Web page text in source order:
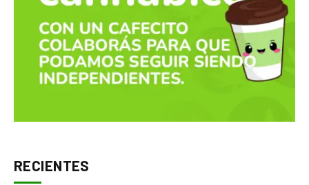
RECIENTES